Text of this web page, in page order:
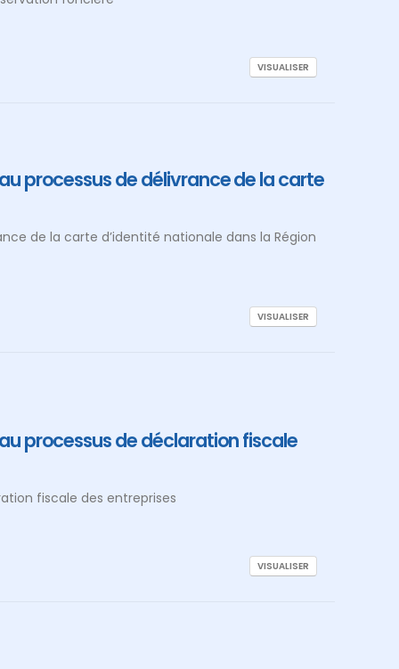
VISUALISER
processus de délivrance de la carte
de la carte d’identité nationale dans la Région
VISUALISER
processus de déclaration fiscale
fiscale des entreprises
VISUALISER